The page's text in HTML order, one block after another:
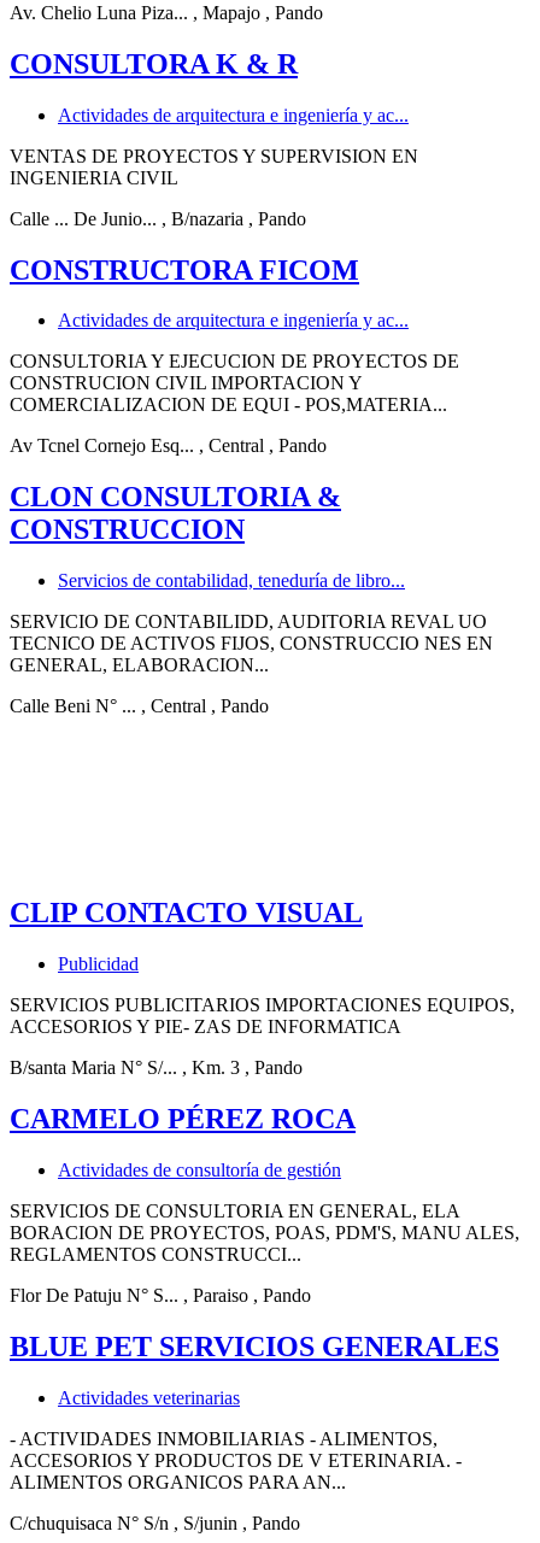
Av. Chelio Luna Piza... , Mapajo , Pando
CONSULTORA K & R
Actividades de arquitectura e ingeniería y ac...
VENTAS DE PROYECTOS Y SUPERVISION EN
INGENIERIA CIVIL
Calle ... De Junio... , B/nazaria , Pando
CONSTRUCTORA FICOM
Actividades de arquitectura e ingeniería y ac...
CONSULTORIA Y EJECUCION DE PROYECTOS DE
CONSTRUCION CIVIL IMPORTACION Y
COMERCIALIZACION DE EQUI - POS,MATERIA...
Av Tcnel Cornejo Esq... , Central , Pando
CLON CONSULTORIA &
CONSTRUCCION
Servicios de contabilidad, teneduría de libro...
SERVICIO DE CONTABILIDD, AUDITORIA REVAL UO
TECNICO DE ACTIVOS FIJOS, CONSTRUCCIO NES EN
GENERAL, ELABORACION...
Calle Beni N° ... , Central , Pando
CLIP CONTACTO VISUAL
Publicidad
SERVICIOS PUBLICITARIOS IMPORTACIONES EQUIPOS,
ACCESORIOS Y PIE- ZAS DE INFORMATICA
B/santa Maria N° S/... , Km. 3 , Pando
CARMELO PÉREZ ROCA
Actividades de consultoría de gestión
SERVICIOS DE CONSULTORIA EN GENERAL, ELA
BORACION DE PROYECTOS, POAS, PDM'S, MANU ALES,
REGLAMENTOS CONSTRUCCI...
Flor De Patuju N° S... , Paraiso , Pando
BLUE PET SERVICIOS GENERALES
Actividades veterinarias
- ACTIVIDADES INMOBILIARIAS - ALIMENTOS,
ACCESORIOS Y PRODUCTOS DE V ETERINARIA. -
ALIMENTOS ORGANICOS PARA AN...
C/chuquisaca N° S/n , S/junin , Pando